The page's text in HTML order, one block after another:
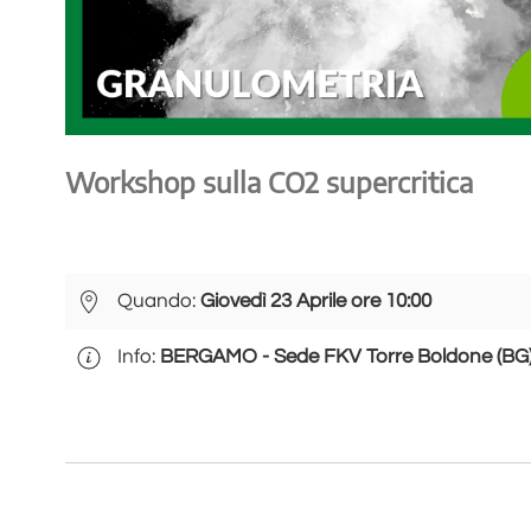
Workshop sulla CO2 supercritica
Quando: Giovedì 23 Aprile ore 10:00
Info: BERGAMO - Sede FKV Torre Boldone